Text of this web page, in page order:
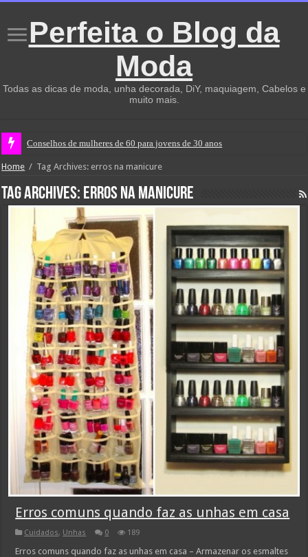
Perfeita o Blog da
Moda
Todas as dicas de moda, unha decorada, DiY, maquiagem, Cabelos e
muito mais.
Conselhos de mulheres de 60 para jovens de 30 anos
Home / Tag Archives: erros na manicure
Tag Archives: erros na manicure
Erros comuns quando faz as unhas em casa
Cuidados, Unhas 0 189
Erros comuns quando faz as unhas em casa – Armazenar os esmaltes